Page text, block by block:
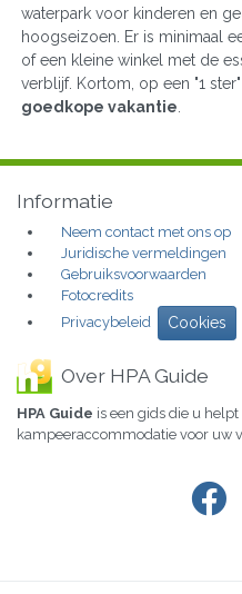
waterpark voor kinderen en
hoogseizoen. Er is minimaal
of een kleine winkel met de
verblijf. Kortom, op een "1
goedkope vakantie
Informatie
Neem contact met ons op
Juridische vermeldingen
Gebruiksvoorwaarden
Fotocredits
Privacybeleid
Cookies
Over HPA Guide
HPA Guide is een gids die u
kampeeraccommodatie voor uw